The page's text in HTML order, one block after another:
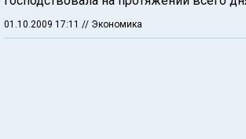
01.10.2009 17:11 // Экономика